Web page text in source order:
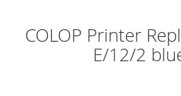
COLOP Printer
E/12/2